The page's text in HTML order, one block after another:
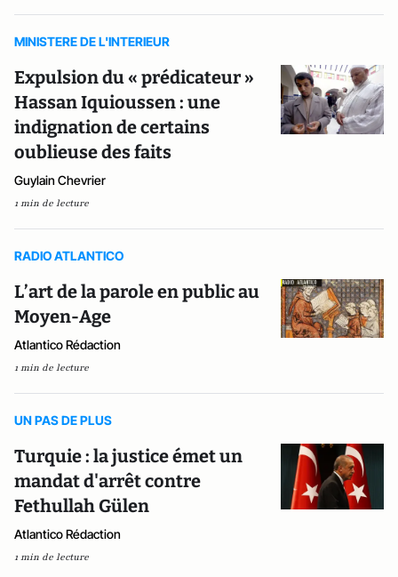
MINISTERE DE L'INTERIEUR
Expulsion du « prédicateur »
Hassan Iquioussen : une
indignation de certains
oublieuse des faits
Guylain Chevrier
1 min de lecture
RADIO ATLANTICO
L’art de la parole en public au
Moyen-Age
Atlantico Rédaction
1 min de lecture
UN PAS DE PLUS
Turquie : la justice émet un
mandat d'arrêt contre
Fethullah Gülen
Atlantico Rédaction
1 min de lecture